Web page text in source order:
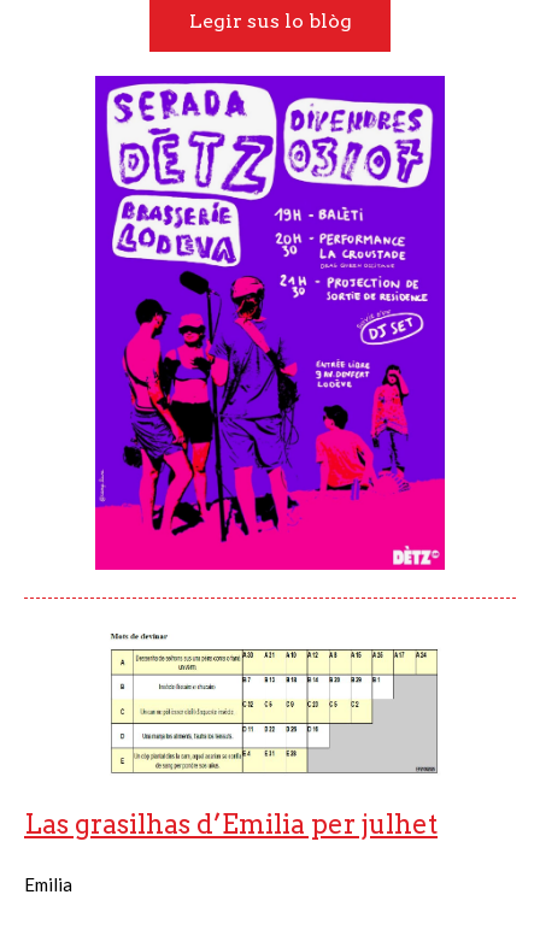
Legir sus lo blòg
Las grasilhas d’Emilia per julhet
Emilia